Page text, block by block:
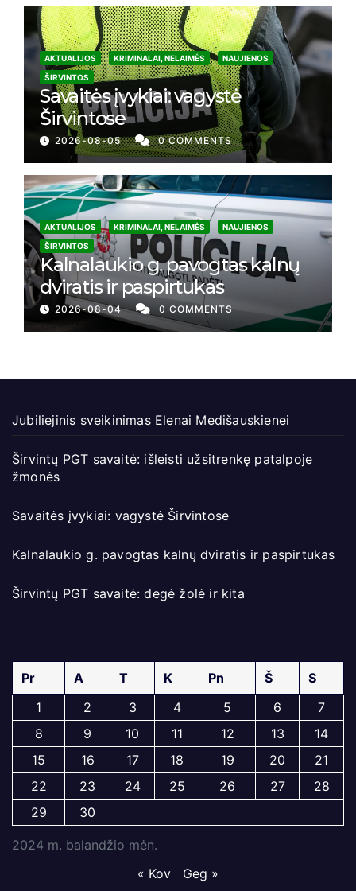
AKTUALIJOS KRIMINALAI, NELAIMĖS
NAUJIENOS
ŠIRVINTOS
Savaitės įvykiai: vagystė
Širvintose
2026-08-05 0 COMMENTS
AKTUALIJOS KRIMINALAI, NELAIMĖS
NAUJIENOS
ŠIRVINTOS
Kalnalaukio g. pavogtas kalnų
dviratis ir paspirtukas
2026-08-04 0 COMMENTS
Jubiliejinis sveikinimas Elenai Medišauskienei
Širvintų PGT savaitė: išleisti užsitrenkę patalpoje
žmonės
Savaitės įvykiai: vagystė Širvintose
Kalnalaukio g. pavogtas kalnų dviratis ir paspirtukas
Širvintų PGT savaitė: degė žolė ir kita
2024 m. balandžio mėn.
Pr A T K Pn Š
S
1
2 3 4 5 6
7
8
9 10 11 12 13
14
15
16 17 18 19 20
21
22
23 24 25 26 27
28
29
30
« Kov Geg »